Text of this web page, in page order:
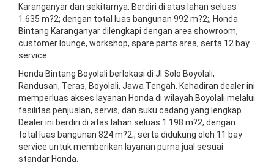
Karanganyar dan sekitarnya. Berdiri di atas lahan seluas
1.635 m?2; dengan total luas bangunan 992 m?2;, Honda
Bintang Karanganyar dilengkapi dengan area showroom,
customer lounge, workshop, spare parts area, serta 12 bay
service.
Honda Bintang Boyolali berlokasi di Jl Solo Boyolali,
Randusari, Teras, Boyolali, Jawa Tengah. Kehadiran dealer ini
memperluas akses layanan Honda di wilayah Boyolali melalui
fasilitas penjualan, servis, dan suku cadang yang lengkap.
Dealer ini berdiri di atas lahan seluas 1.198 m?2; dengan
total luas bangunan 824 m?2;, serta didukung oleh 11 bay
service untuk memberikan layanan purna jual sesuai
standar Honda.